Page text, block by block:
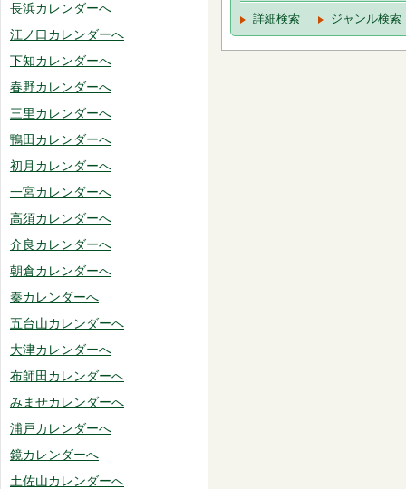
長浜カレンダーへ
江ノ口カレンダーへ
下知カレンダーへ
春野カレンダーへ
三里カレンダーへ
鴨田カレンダーへ
初月カレンダーへ
一宮カレンダーへ
高須カレンダーへ
介良カレンダーへ
朝倉カレンダーへ
秦カレンダーへ
五台山カレンダーへ
大津カレンダーへ
布師田カレンダーへ
みませカレンダーへ
浦戸カレンダーへ
鏡カレンダーへ
土佐山カレンダーへ
詳細検索 ジャンル検索